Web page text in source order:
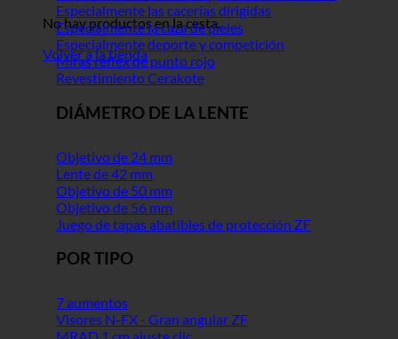
No hay productos en la cesta.
Volver a la tienda
Especialmente las cacerías dirigidas
Especialmente la caza de pieles
Especialmente deporte y competición
Miras réflex de punto rojo
Revestimiento Cerakote
DIÁMETRO DE LA LENTE
Objetivo de 24 mm
Lente de 42 mm
Objetivo de 50 mm
Objetivo de 56 mm
Juego de tapas abatibles de protección ZF
POR TIPO
7 aumentos
Visores N-FX - Gran angular ZF